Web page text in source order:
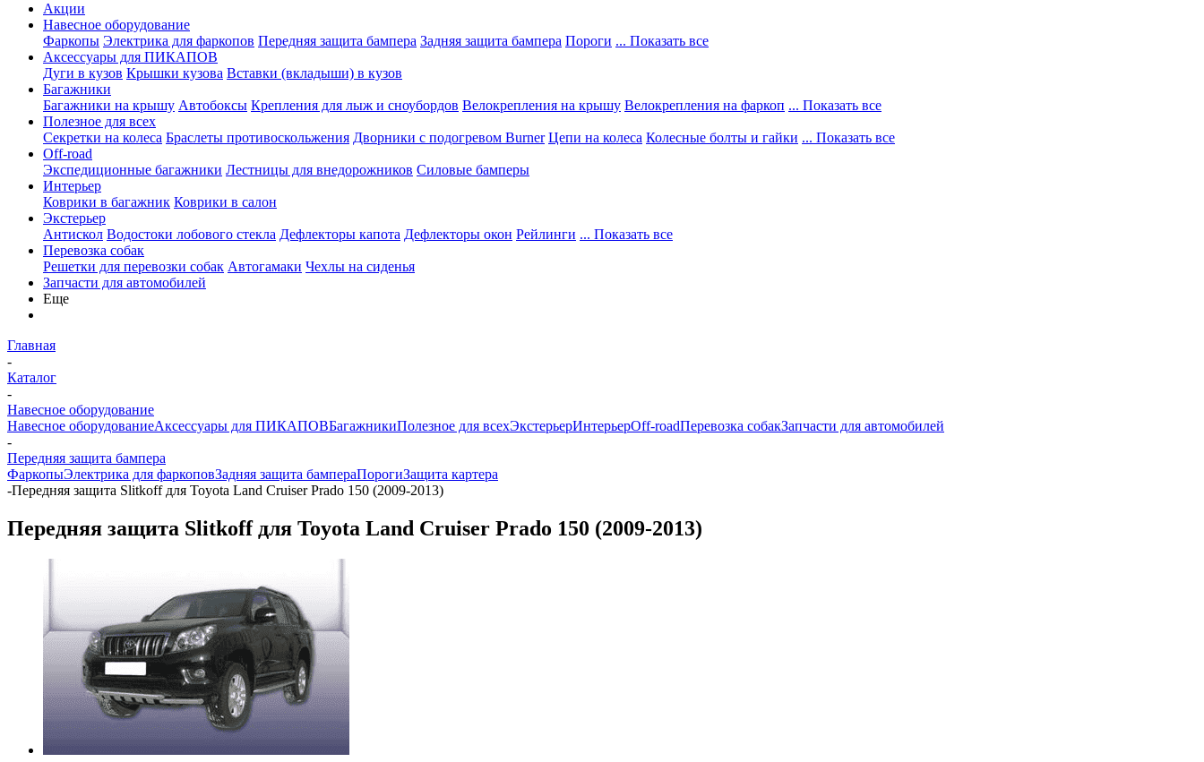
Акции
Навесное оборудование
Фаркопы Электрика для фаркопов Передняя защита бампера Задняя защита бампера Пороги ... Показать все
Аксессуары для ПИКАПОВ
Дуги в кузов Крышки кузова Вставки (вкладыши) в кузов
Багажники
Багажники на крышу Автобоксы Крепления для лыж и сноубордов Велокрепления на крышу Велокрепления на фаркоп ... Показать все
Полезное для всех
Секретки на колеса Браслеты противоскольжения Дворники с подогревом Burner Цепи на колеса Колесные болты и гайки ... Показать все
Off-road
Экспедиционные багажники Лестницы для внедорожников Силовые бамперы
Интерьер
Коврики в багажник Коврики в салон
Экстерьер
Антискол Водостоки лобового стекла Дефлекторы капота Дефлекторы окон Рейлинги ... Показать все
Перевозка собак
Решетки для перевозки собак Автогамаки Чехлы на сиденья
Запчасти для автомобилей
Еще
Главная
-
Каталог
-
Навесное оборудование
Навесное оборудованиеАксессуары для ПИКАПОВБагажникиПолезное для всехЭкстерьерИнтерьерOff-roadПеревозка собакЗапчасти для автомобилей
-
Передняя защита бампера
ФаркопыЭлектрика для фаркоповЗадняя защита бампераПорогиЗащита картера
-Передняя защита Slitkoff для Toyota Land Cruiser Prado 150 (2009-2013)
Передняя защита Slitkoff для Toyota Land Cruiser Prado 150 (2009-2013)